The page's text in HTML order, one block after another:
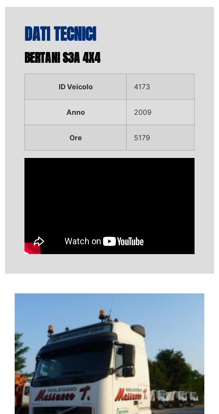
DATI TECNICI
BERTANI S3A 4X4
ID Veicolo 4173
Anno 2009
Ore 5179